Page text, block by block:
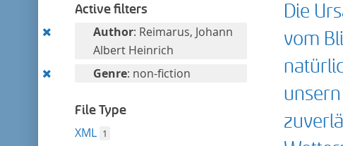
Active filters
RemoveAuthor: Reimarus, Johann
Albert Heinrich
Remove
filter
Genre: non-fiction
File Type
XML 1
Die
vom